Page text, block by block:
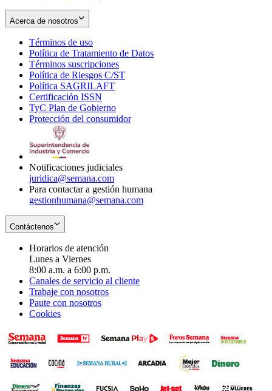
Acerca de nosotros
Términos de uso
in
new
window
Política de Tratamiento de Datos
Términos suscripciones
in
Política de Riesgos C/ST
Política SAGRILAFT
new
window
Certificación ISSN
in
new
TyC Plan de Gobierno
in
Protección del consumidorOpens
Notificaciones judiciales
juridica@semana.com
Para contactar a gestión humana
gestionhumana@semana.com
Contáctenos
Horarios de atención
Lunes a Viernes
8:00 a.m. a 6:00 p.m.
Canales de servicio al cliente
Trabaje con nosotros
Paute con nosotros
Cookies